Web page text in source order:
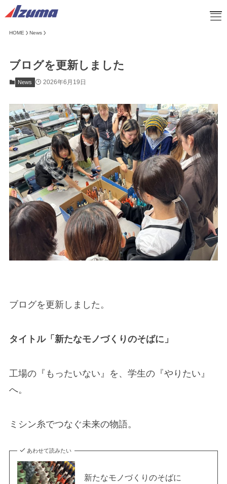
ブログ
企業情報
取り扱い商品
サスティナビリティ
お知らせ
お問い合わせ
採用情報
オンラインショップ
HOME News
ブログを更新しました
News 2026年6月19日
ブログを更新しました。
タイトル「新たなモノづくりのそばに」
工場の『もったいない』を、学生の『やりたい』
へ。
ミシン糸でつなぐ未来の物語。
あわせて読みたい
新たなモノづくりのそばに